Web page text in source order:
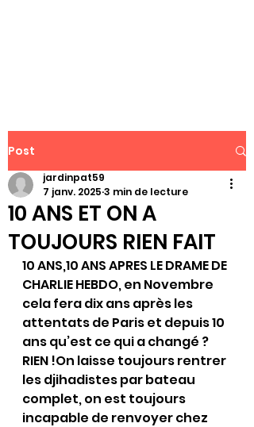
Post
10 ANS ET ON A
TOUJOURS RIEN FAIT
jardinpat59
7 janv. 2025 3 min de lecture
10 ANS,10 ANS APRES LE DRAME DE
CHARLIE HEBDO, en Novembre
cela fera dix ans après les
attentats de Paris et depuis 10
ans qu’est ce qui a changé ?
RIEN !On laisse toujours rentrer
les djihadistes par bateau
complet, on est toujours
incapable de renvoyer chez